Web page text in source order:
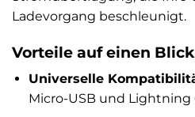
Ladevorgang beschleunigt.
Vorteile auf einen Blick
Universelle
Micro-USB und Lightning